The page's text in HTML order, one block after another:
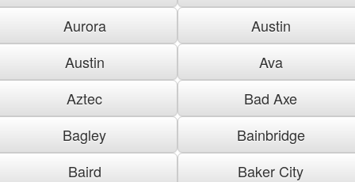
Aurora
Austin
Austin
Ava
Aztec
Bad Axe
Bagley
Bainbridge
Baird
Baker City